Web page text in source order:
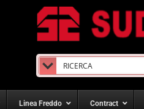
Linea Freddo Contract